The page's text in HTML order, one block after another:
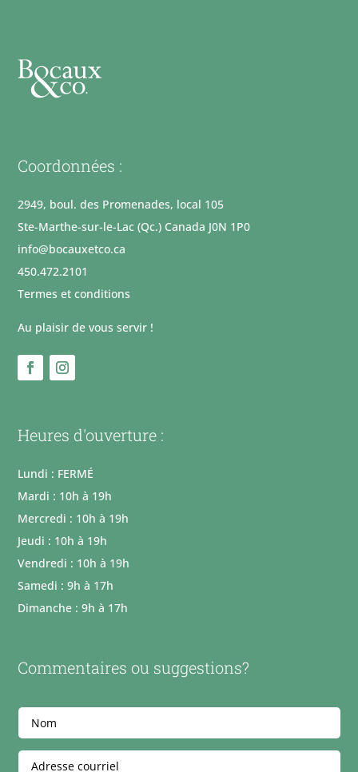
Coordonnées :
2949, boul. des Promenades, local 105
Ste-Marthe-sur-le-Lac (Qc.) Canada J0N 1P0
info@bocauxetco.ca
450.472.2101
Termes et conditions
Au plaisir de vous servir !
Heures d'ouverture :
Lundi : FERMÉ
Mardi : 10h à 19h
Mercredi : 10h à 19h
Jeudi : 10h à 19h
Vendredi : 10h à 19h
Samedi : 9h à 17h
Dimanche : 9h à 17h
Commentaires ou suggestions?